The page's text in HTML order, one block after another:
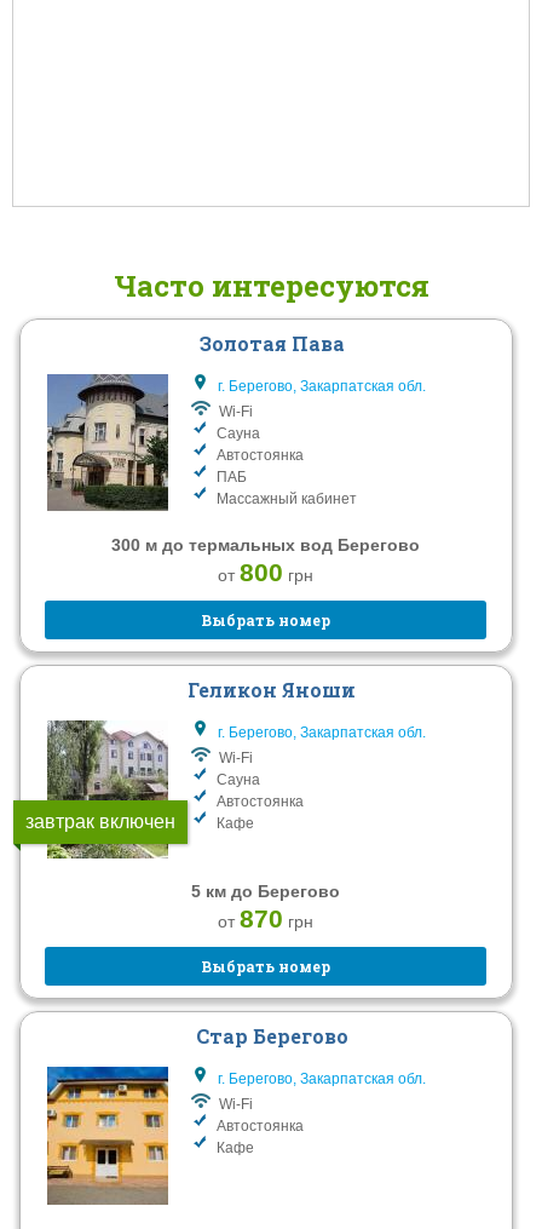
Часто интересуются
Золотая Пава
г. Берегово, Закарпатская обл.
Wi-Fi
Сауна
Автостоянка
ПАБ
Массажный кабинет
300 м до термальных вод Берегово
от800 грн
Выбрать номер
завтрак включен
Геликон Яноши
г. Берегово, Закарпатская обл.
Wi-Fi
Сауна
Автостоянка
Кафе
5 км до Берегово
от870 грн
Выбрать номер
Стар Берегово
г. Берегово, Закарпатская обл.
Wi-Fi
Автостоянка
Кафе